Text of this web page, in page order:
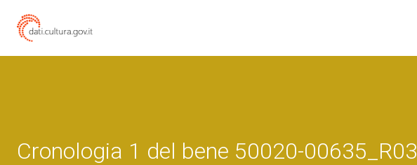
Cronologia 1 del bene 50020-00635_R03